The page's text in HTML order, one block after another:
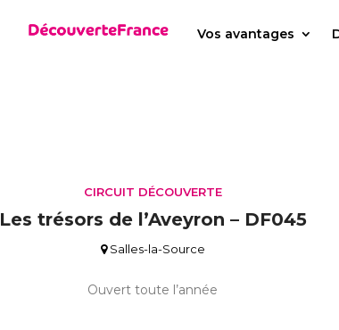
Vos avantages
CIRCUIT DÉCOUVERTE
Les trésors de l’Aveyron – DF045
Salles-la-Source
Ouvert toute l’année